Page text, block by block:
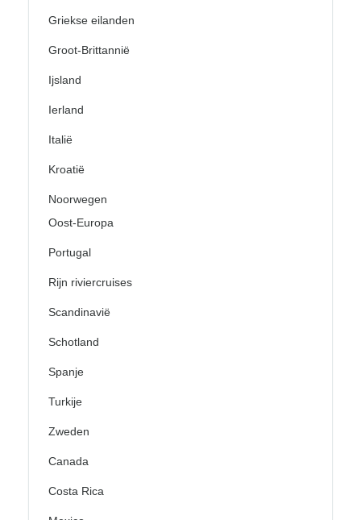
Griekse eilanden
Groot-Brittannië
Ijsland
Ierland
Italië
Kroatië
Noorwegen
Oost-Europa
Portugal
Rijn riviercruises
Scandinavië
Schotland
Spanje
Turkije
Zweden
Canada
Costa Rica